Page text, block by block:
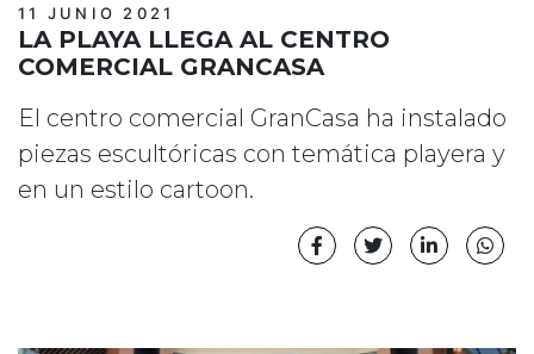
11 JUNIO 2021
LA PLAYA LLEGA AL CENTRO
COMERCIAL GRANCASA
El centro comercial GranCasa ha instalado
piezas escultóricas con temática playera y
en un estilo cartoon.